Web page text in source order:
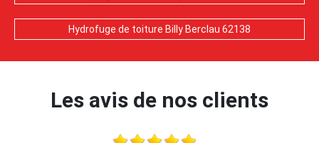
Hydrofuge de toiture Billy Berclau 62138
Les avis de nos clients